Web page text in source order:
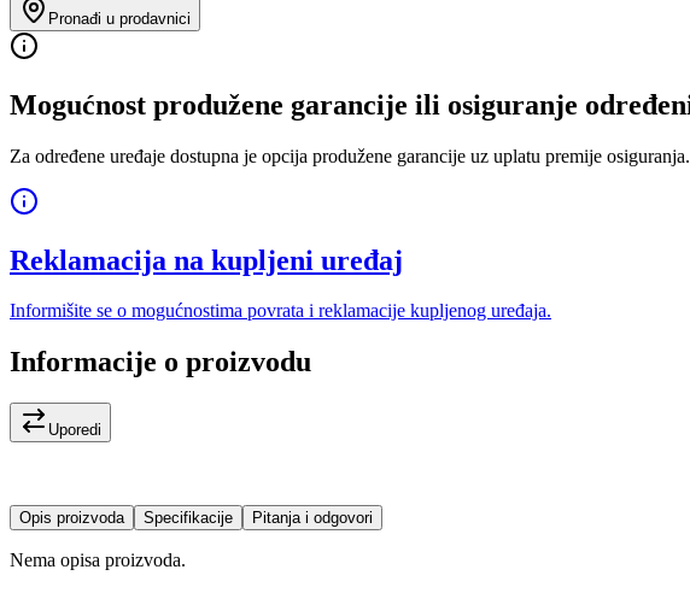
Pronađi u prodavnici
Mogućnost produžene garancije ili osiguranje
Za određene uređaje dostupna je opcija produžene garancije uz uplatu premije
Reklamacija na kupljeni uređaj
Informišite se o mogućnostima povrata i reklamacije kupljenog uređaja.
Informacije o proizvodu
Uporedi
Opis proizvoda Specifikacije Pitanja i odgovori
Nema opisa proizvoda.